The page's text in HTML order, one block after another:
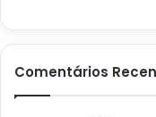
Comentários